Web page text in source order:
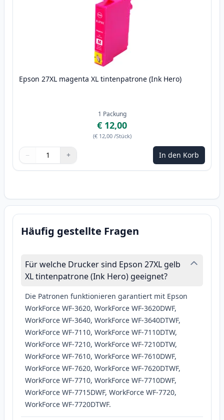
Epson 27XL magenta XL tintenpatrone (Ink Hero)
1 Packung
€ 12,00
(€ 12,00 /Stück)
Menge
Verwenden Sie die Tasten, um anzupassen
− +
Menge 1 In den Korb
Häufig gestellte Fragen
Für welche Drucker sind Epson 27XL gelb
XL tintenpatrone (Ink Hero) geeignet?
Die Patronen funktionieren garantiert mit Epson
WorkForce WF-3620, WorkForce WF-3620DWF,
WorkForce WF-3640, WorkForce WF-3640DTWF,
WorkForce WF-7110, WorkForce WF-7110DTW,
WorkForce WF-7210, WorkForce WF-7210DTW,
WorkForce WF-7610, WorkForce WF-7610DWF,
WorkForce WF-7620, WorkForce WF-7620DTWF,
WorkForce WF-7710, WorkForce WF-7710DWF,
WorkForce WF-7715DWF, WorkForce WF-7720,
WorkForce WF-7720DTWF.